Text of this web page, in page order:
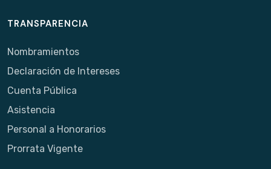
TRANSPARENCIA
Nombramientos
Declaración de Intereses
Cuenta Pública
Asistencia
Personal a Honorarios
Prorrata Vigente